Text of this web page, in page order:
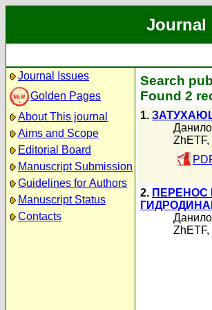
Journal
Journal Issues
Golden Pages
About This journal
Aims and Scope
Editorial Board
Manuscript Submission
Guidelines for Authors
Manuscript Status
Contacts
Search
Found 2
1.
ZhETF,
2. ПЕРЕНОС
ZhETF,